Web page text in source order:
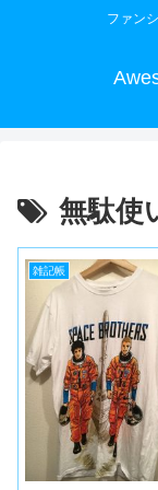
ファン
無駄使
雑記帳